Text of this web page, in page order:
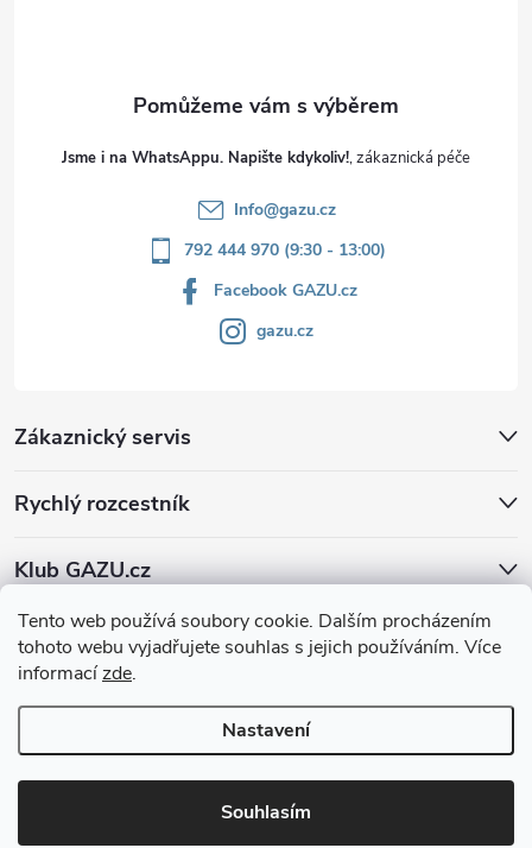
Tento web používá soubory cookie. Dalším procházením
tohoto webu vyjadřujete souhlas s jejich používáním. Více
informacízde.
Nastavení
Souhlasím
Jsme i na WhatsAppu. Napište kdykoliv!
Info@gazu.cz
792 444 970 (9:30 - 13:00)
Facebook GAZU.cz
gazu.cz
Zákaznický servis
Rychlý rozcestník
Klub GAZU.cz
Copyright 2026GAZU.cz | moderní koberce. Všechna práva vyhrazena.